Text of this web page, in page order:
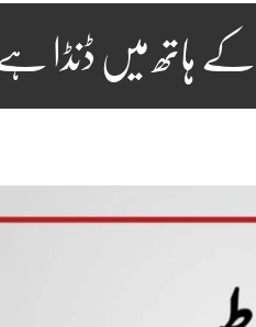
کے ہاتھ میں ڈنڈا